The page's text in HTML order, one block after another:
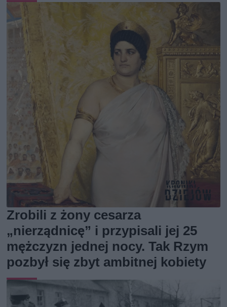
Zrobili z żony cesarza
„nierządnicę” i przypisali jej 25
mężczyzn jednej nocy. Tak Rzym
pozbył się zbyt ambitnej kobiety